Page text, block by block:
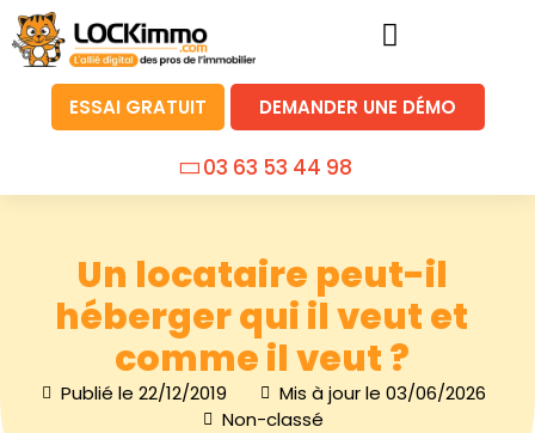
ESSAI GRATUIT DEMANDER UNE DÉMO
03 63 53 44 98
Un locataire peut-il
héberger qui il veut et
comme il veut ?
Publié le 22/12/2019
Mis à jour le 03/06/2026
Non-classé